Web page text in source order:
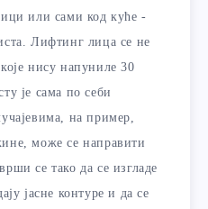
или сами код куће -
Лифтинг лица се не
нису напуниле 30
је сама по себи
на пример,
може се направити
се тако да се изгладе
јасне контуре и да се